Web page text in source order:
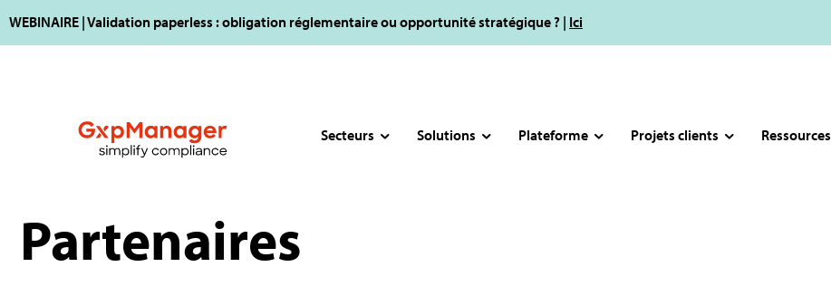
WEBINAIRE | Validation paperless : obligation réglementaire ou opportunité stratégique ? | Ici
Secteurs Solutions Plateforme Projets clients Ressources
Partenaires